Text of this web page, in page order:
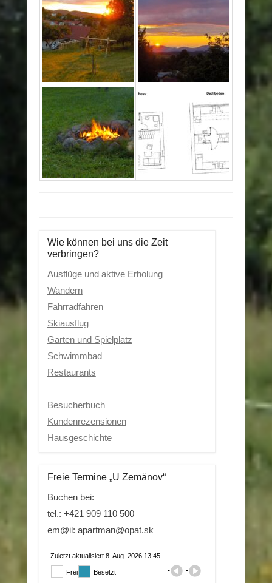
Wie können bei uns die Zeit
verbringen?
Ausflüge und aktive Erholung
Wandern
Fahrradfahren
Skiausflug
Garten und Spielplatz
Schwimmbad
Restaurants
Besucherbuch
Kundenrezensionen
Hausgeschichte
Freie Termine „U Zemänov“
Buchen bei:
tel.: +421 909 110 500
em@il: apartman@opat.sk
Zuletzt aktualisiert 8. Aug. 2026 13:45
Frei Besetzt